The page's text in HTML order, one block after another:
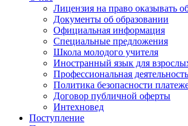
Лицензия на право оказывать
Документы об образовании
Официальная информация
Специальные предложения
Школа молодого учителя
Иностранный язык для
Профессиональная
Политика безопасности
Договор публичной оферты
Интехновед
Поступление